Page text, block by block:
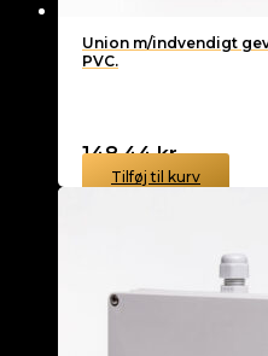
Union m/indvendigt
PVC.
148,44kr.
Tilføj til kurv